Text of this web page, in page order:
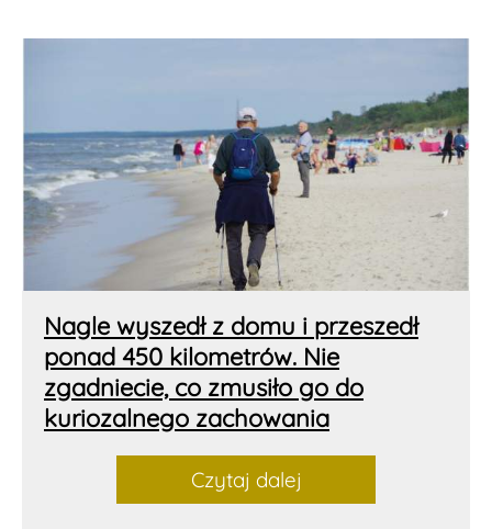
Nagle wyszedł z domu i przeszedł
ponad 450 kilometrów. Nie
zgadniecie, co zmusiło go do
kuriozalnego zachowania
Czytaj dalej